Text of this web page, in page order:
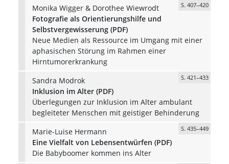
Monika Wigger & Dorothee Wiewrodt
S. 407–420
Fotografie als Orientierungshilfe und
Selbstvergewisserung (PDF)
Neue Medien als Ressource im Umgang mit einer
aphasischen Störung im Rahmen einer
Hirntumorerkrankung
Sandra Modrok
S. 421–433
Inklusion im Alter (PDF)
Überlegungen zur Inklusion im Alter ambulant
begleiteter Menschen mit geistiger Behinderung
Marie-Luise Hermann
S. 435–449
Eine Vielfalt von Lebensentwürfen (PDF)
Die Babyboomer kommen ins Alter